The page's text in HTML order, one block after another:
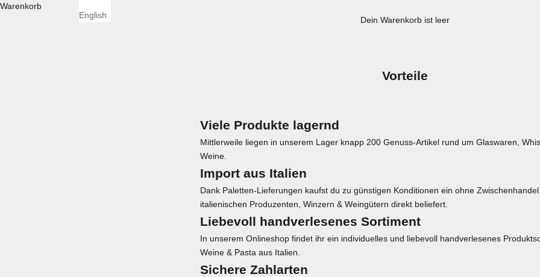
English
Warenkorb
Dein Warenkorb ist leer
Vorteile
Viele Produkte lagernd
Mittlerweile liegen in unserem Lager knapp 200 Genuss-Artikel rund um Glaswaren,
Weine.
Import aus Italien
Dank Paletten-Lieferungen kaufst du zu günstigen Konditionen ein ohne
italienischen Produzenten, Winzern & Weingütern direkt beliefert.
Liebevoll handverlesenes Sortiment
In unserem Onlineshop findet ihr ein individuelles und liebevoll handverlesenes
Weine & Pasta aus Italien.
Sichere Zahlarten